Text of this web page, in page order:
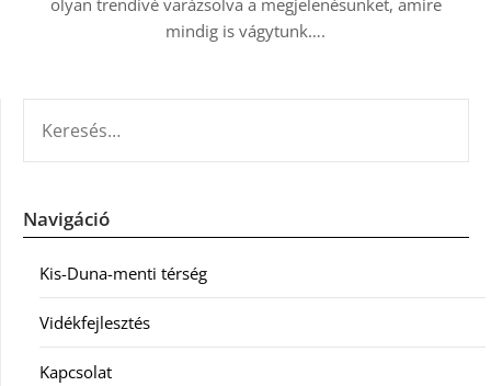
olyan trendivé varázsolva a megjelenésünket, amire
mindig is vágytunk….
Navigáció
Kis-Duna-menti térség
Vidékfejlesztés
Kapcsolat